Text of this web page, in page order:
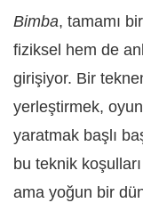
Bimba, tamamı
fiziksel hem de
girişiyor. Bir
yerleştirmek,
yaratmak başlı
bu teknik
ama yoğun bir